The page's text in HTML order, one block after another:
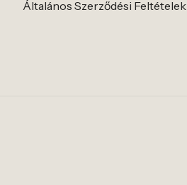
Általános Szerződési Feltételek